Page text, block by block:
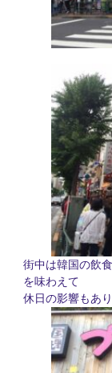
街中は韓国の飲
を味わえて
休日の影響もあ